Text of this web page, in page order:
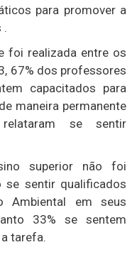
para promover a
.
foi realizada entre os
67% dos professores
capacitados para
maneira permanente
se sentir
superior não foi
se sentir qualificados
Ambiental em seus
33% se sentem
tarefa.